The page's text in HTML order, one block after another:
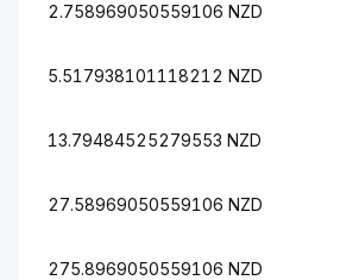
2.758969050559106 NZD
5.517938101118212 NZD
13.79484525279553 NZD
27.58969050559106 NZD
275.8969050559106 NZD